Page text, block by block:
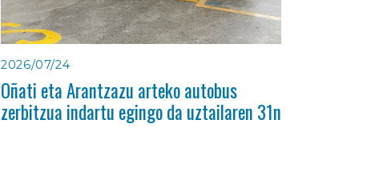
2026/07/24
Oñati eta Arantzazu arteko autobus
zerbitzua indartu egingo da uztailaren 31n